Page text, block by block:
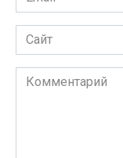
*
Сайт
Комментарий